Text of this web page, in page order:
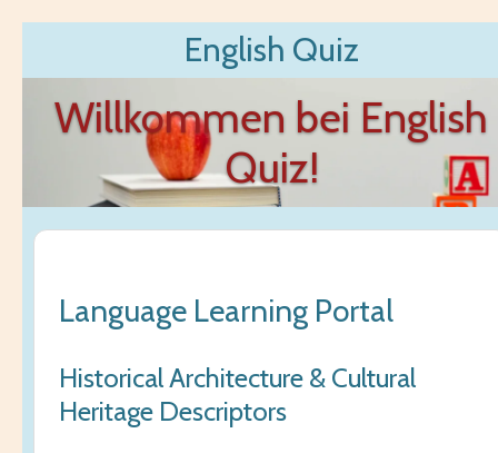
Zum
springen
English Quiz
Willkommen bei English
Quiz!
Language Learning Portal
Historical Architecture & Cultural
Heritage Descriptors